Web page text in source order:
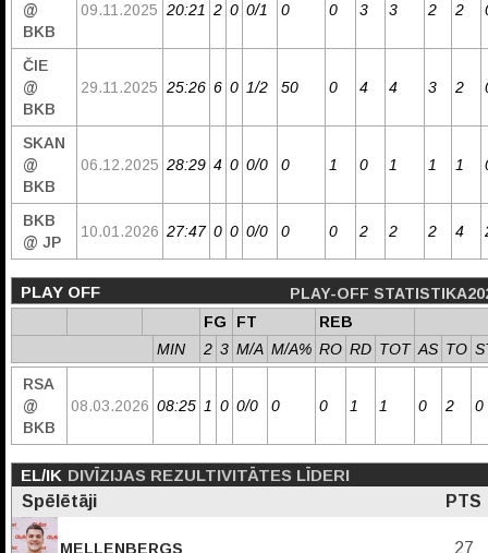
@
BKB
09.11.2025 20:21 2 0 0/1 0 0 3 3 2 2
ČIE
@
BKB
29.11.2025 25:26 6 0 1/2 50 0 4 4 3 2
SKAN
@
BKB
06.12.2025 28:29 4 0 0/0 0 1 0 1 1 1
BKB
@ JP
10.01.2026 27:47 0 0 0/0 0 0 2 2 2 4
PLAY OFF
PLAY-OFF
FG
FT
REB
MIN
2 3 M/A M/A% RO RD TOT AS TO
RSA
@
BKB
08.03.2026 08:25 1 0 0/0 0 0 1 1 0 2 0
EL/IK DIVĪZIJAS REZULTIVITĀTES LĪDERI
Spēlētāji
PTS
MELLENBERGS 27